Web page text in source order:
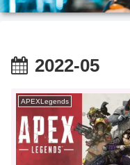
2022-05
APEXLegends